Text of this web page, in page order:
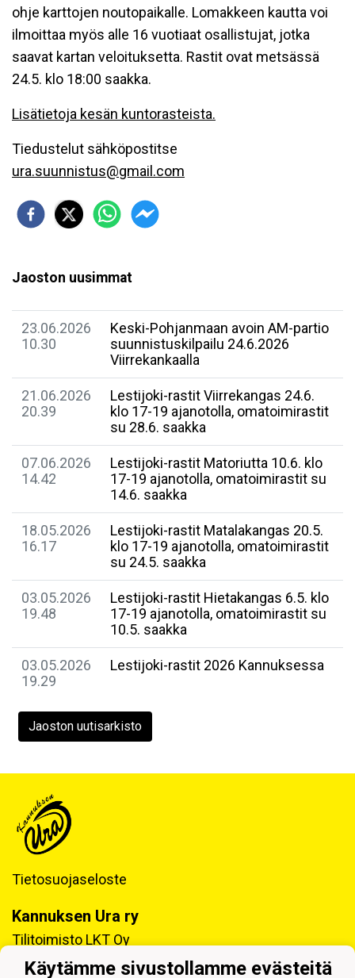
ohje karttojen noutopaikalle. Lomakkeen kautta voi
ilmoittaa myös alle 16 vuotiaat osallistujat, jotka
saavat kartan veloituksetta. Rastit ovat metsässä
24.5. klo 18:00 saakka.
Lisätietoja kesän kuntorasteista.
Tiedustelut sähköpostitse
ura.suunnistus@gmail.com
Jaoston uusimmat
23.06.2026
10.30
Keski-Pohjanmaan avoin AM-partio
suunnistuskilpailu 24.6.2026
Viirrekankaalla
21.06.2026
20.39
Lestijoki-rastit Viirrekangas 24.6.
klo 17-19 ajanotolla, omatoimirastit
su 28.6. saakka
07.06.2026
14.42
Lestijoki-rastit Matoriutta 10.6. klo
17-19 ajanotolla, omatoimirastit su
14.6. saakka
18.05.2026
16.17
Lestijoki-rastit Matalakangas 20.5.
klo 17-19 ajanotolla, omatoimirastit
su 24.5. saakka
03.05.2026
19.48
Lestijoki-rastit Hietakangas 6.5. klo
17-19 ajanotolla, omatoimirastit su
10.5. saakka
03.05.2026
19.29
Lestijoki-rastit 2026 Kannuksessa
Jaoston uutisarkisto
Tietosuojaseloste
Kannuksen Ura ry
Tilitoimisto LKT Oy
Käytämme sivustollamme evästeitä